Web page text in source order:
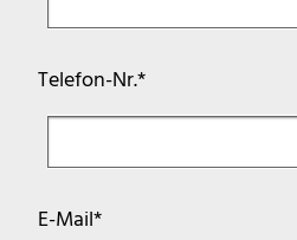
Pflichtfeld
Telefon-Nr.*
Pflichtfeld
E-Mail*